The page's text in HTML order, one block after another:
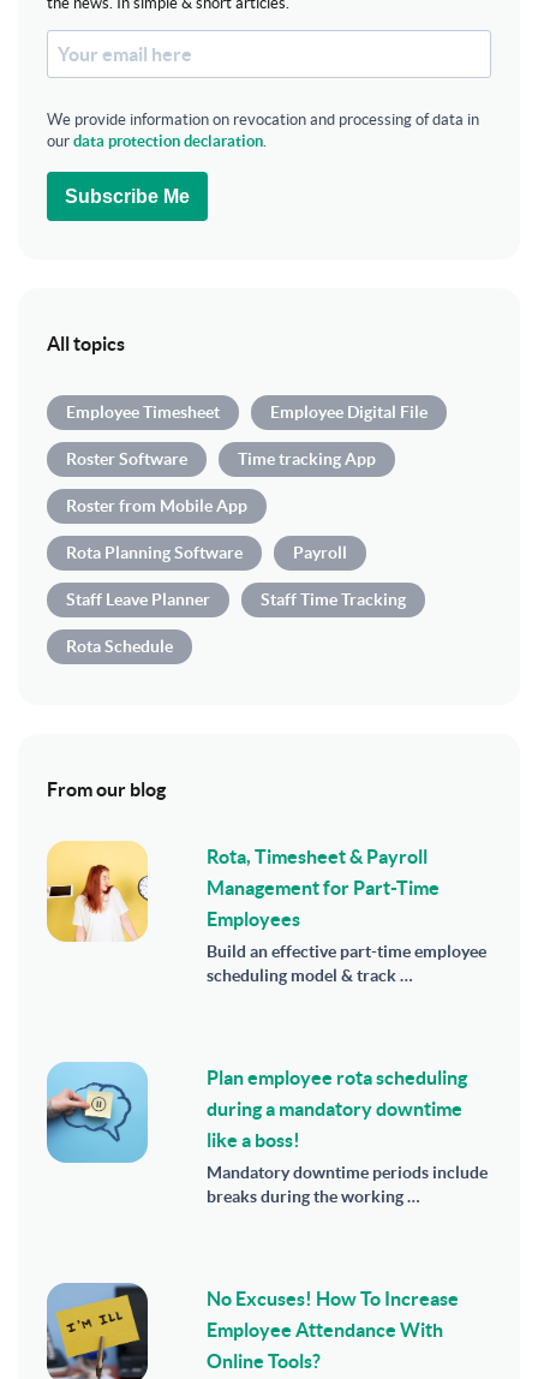
We provide information on revocation and processing of data in
our data protection declaration.
Subscribe Me
All topics
Employee Timesheet Employee Digital File
Roster Software Time tracking App
Roster from Mobile App
Rota Planning Software Payroll
Staff Leave Planner Staff Time Tracking
Rota Schedule
From our blog
Rota, Timesheet & Payroll
Management for Part-Time
Employees
Build an effective part-time employee
scheduling model & track …
Plan employee rota scheduling
during a mandatory downtime
like a boss!
Mandatory downtime periods include
breaks during the working …
No Excuses! How To Increase
Employee Attendance With
Online Tools?